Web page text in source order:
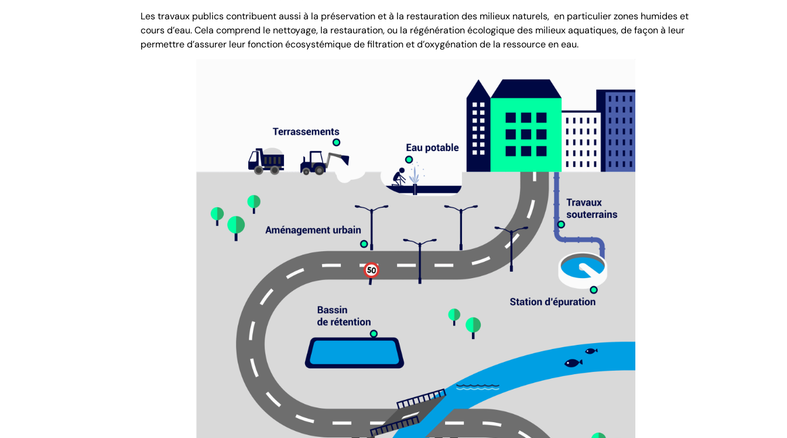
Les travaux publics contribuent aussi à la préservation et à la restauration des milieux naturels, en particulier zones humides et
cours d’eau. Cela comprend le nettoyage, la restauration, ou la régénération écologique des milieux aquatiques, de façon à leur
permettre d’assurer leur fonction écosystémique de filtration et d’oxygénation de la ressource en eau.